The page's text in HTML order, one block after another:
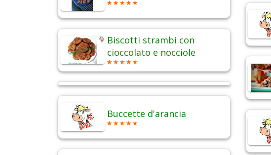
Biscotti strambi con
cioccolato e nocciole
Buccette d'arancia